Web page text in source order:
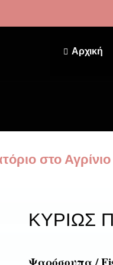
Αρχική
στο Αγρίνιο
ΚΥΡΙΩΣ
Ψαρόσουπα /